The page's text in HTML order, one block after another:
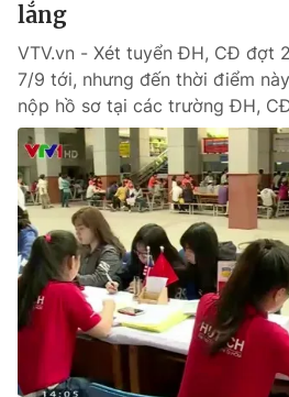
lắng
VTV.vn - Xét tuyển ĐH, CĐ đợt
7/9 tới, nhưng đến thời điểm
nộp hồ sơ tại các trường ĐH,